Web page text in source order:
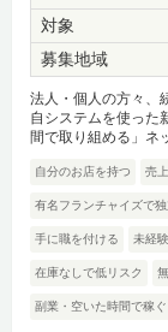
対象
募集地域
法人・個人の方々、
自システムを使った
間で取り組める」ネ
自分のお店を持つ 売
有名フランチャイズで独
手に職を付ける 未経
在庫なしで低リスク
副業・空いた時間で稼ぐ